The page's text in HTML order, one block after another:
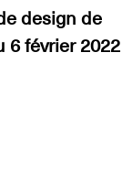
design de
6 février 2022